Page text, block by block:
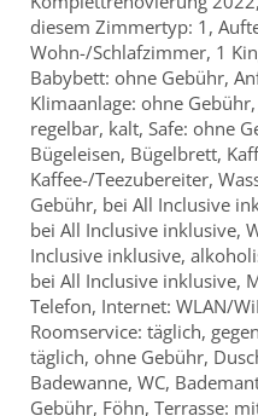
diesem Zimmertyp: 1,
Wohn-/Schlafzimmer, 1
Babybett: ohne Gebühr,
Klimaanlage: ohne
regelbar, kalt, Safe: ohne
Bügeleisen, Bügelbrett,
Kaffee-/Teezubereiter,
Gebühr, bei All Inclusive
bei All Inclusive inklusive,
Inclusive inklusive,
bei All Inclusive inklusive,
Telefon, Internet: WLAN/
Roomservice: täglich,
täglich, ohne Gebühr,
Badewanne, WC,
Gebühr, Föhn, Terrasse: